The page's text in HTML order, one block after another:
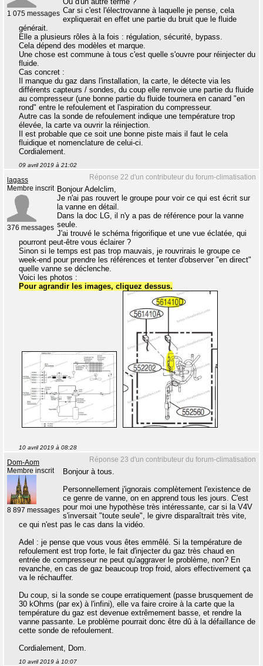
1 075 messages Car si c'est l'électrovanne à laquelle je pense, cela
expliquerait en effet une partie du bruit que le fluide
générait.
Elle a plusieurs rôles à la fois : régulation, sécurité, bypass.
Cela dépend des modèles et marque.
Une chose est commune à tous c'est quelle s'ouvre pour réinjecter du
fluide.
Cas concret :
Il manque du gaz dans l'installation, la carte, le détecte via les
différents capteurs / sondes, du coup elle renvoie une partie du fluide
au compresseur (une bonne partie du fluide tournera en canard "en
rond" entre le refoulement et l'aspiration du compresseur.
Autre cas la sonde de refoulement indique une température trop
élevée, la carte va ouvrir la réinjection.
Il est probable que ce soit une bonne piste mais il faut le cela
fluidique et nomenclature de celui-ci.
Cordialement.
09 avril 2019 à 21:02
Réponse 22 d'un contributeur du forum-climatisation
lagass
Membre inscrit
376 messages
Bonjour Adelclim,
Je n'ai pas rouvert le groupe pour voir ce qui est écrit sur
la vanne en détail.
Dans la doc LG, il n'y a pas de référence pour la vanne
seule.
J'ai trouvé le schéma frigorifique et une vue éclatée, qui
pourront peut-être vous éclairer ?
Sinon si le temps est pas trop mauvais, je rouvrirais le groupe ce
week-end‎ pour prendre les références et tenter d'observer "en direct"
quelle vanne se déclenche.
Voici les photos :
Pour agrandir les images, cliquez dessus.
10 avril 2019 à 08:28
Réponse 23 d'un contributeur du forum-climatisation
Dom-Aom
Membre inscrit
8 897 messages
Bonjour à tous.
Personnellement j'ignorais complètement l'existence de
ce genre de vanne, on en apprend tous les jours. C'est
pour moi une hypothèse très intéressante, car si la V4V
s'inversait "toute seule", le givre disparaîtrait très vite,
ce qui n'est pas le cas dans la vidéo.
Adel : je pense que vous vous êtes emmêlé. Si la température de
refoulement est trop forte, le fait d'injecter du gaz très chaud en
entrée de compresseur ne peut qu'aggraver le problème, non? En
revanche, en cas de gaz beaucoup trop froid, alors effectivement ça
va le réchauffer.
Du coup, si la sonde se coupe erratiquement (passe brusquement de
30 kOhms (par ex) à l'infini), elle va faire croire à la carte que la
température du gaz est devenue extrêmement basse, et rendre la
vanne passante. Le problème pourrait donc être dû à la défaillance de
cette sonde de refoulement.
Cordialement, Dom.
10 avril 2019 à 10:07